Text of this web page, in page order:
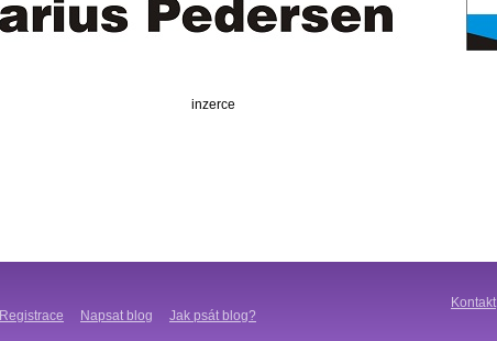
inzerce
Registrace Napsat blog Jak psát blog?
Kontakt